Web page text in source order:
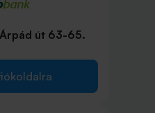
út 63-65.